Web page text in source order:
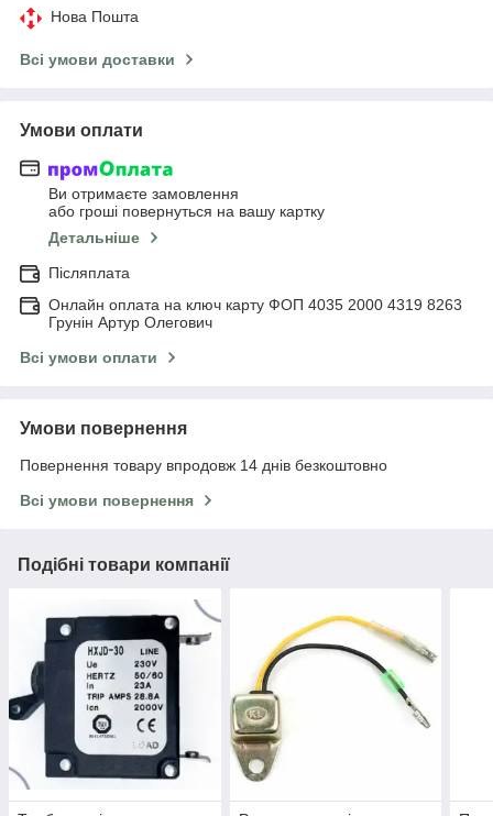
Нова Пошта
Всі умови доставки
Умови оплати
Ви отримаєте замовлення
або гроші повернуться на вашу картку
Детальніше
Післяплата
Онлайн оплата на ключ карту ФОП 4035 2000 4319 8263
Грунін Артур Олегович
Всі умови оплати
Умови повернення
Повернення товару впродовж 14 днів безкоштовно
Всі умови повернення
Подібні товари компанії